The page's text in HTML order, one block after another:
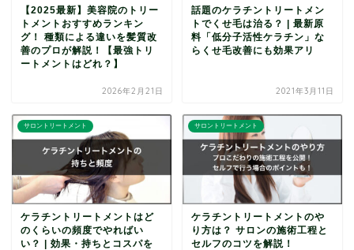
【2025最新】美容院のトリー
トメントおすすめランキン
グ！ 種類による違いを髪質改
善のプロが解説！【最強トリ
ートメントはどれ？】
2026年2月21日
話題のケラチントリートメン
トでくせ毛は治る？ | 最新原
料「低分子活性ケラチン」な
らくせ毛改善にも効果アリ
2021年3月11日
サロントリートメント
ケラチントリートメントはど
のくらいの頻度でやればい
い？ | 効果・持ちとコスパを
サロントリートメント
ケラチントリートメントのや
り方は？ サロンの施術工程と
セルフのコツを解説！